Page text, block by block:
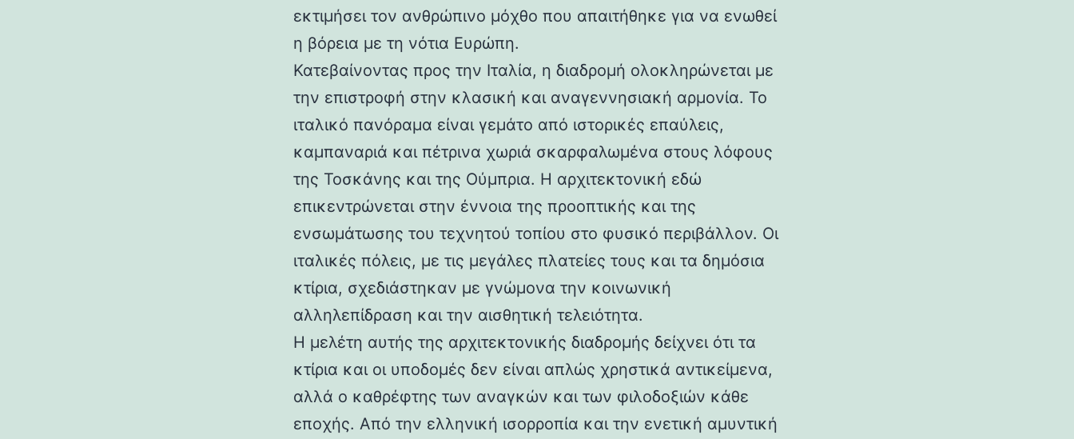
εκτιμήσει τον ανθρώπινο μόχθο που απαιτήθηκε για να ενωθεί
η βόρεια με τη νότια Ευρώπη.
Κατεβαίνοντας προς την Ιταλία, η διαδρομή ολοκληρώνεται με
την επιστροφή στην κλασική και αναγεννησιακή αρμονία. Το
ιταλικό πανόραμα είναι γεμάτο από ιστορικές επαύλεις,
καμπαναριά και πέτρινα χωριά σκαρφαλωμένα στους λόφους
της Τοσκάνης και της Ούμπρια. Η αρχιτεκτονική εδώ
επικεντρώνεται στην έννοια της προοπτικής και της
ενσωμάτωσης του τεχνητού τοπίου στο φυσικό περιβάλλον. Οι
ιταλικές πόλεις, με τις μεγάλες πλατείες τους και τα δημόσια
κτίρια, σχεδιάστηκαν με γνώμονα την κοινωνική
αλληλεπίδραση και την αισθητική τελειότητα.
Η μελέτη αυτής της αρχιτεκτονικής διαδρομής δείχνει ότι τα
κτίρια και οι υποδομές δεν είναι απλώς χρηστικά αντικείμενα,
αλλά ο καθρέφτης των αναγκών και των φιλοδοξιών κάθε
εποχής. Από την ελληνική ισορροπία και την ενετική αμυντική